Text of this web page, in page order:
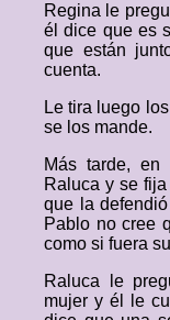
Regina le
él dice que es
que están
cuenta.
Le tira luego
se los mande.
Más tarde,
Raluca y se
que la
Pablo no cree
como si fuera
Raluca le
mujer y él le